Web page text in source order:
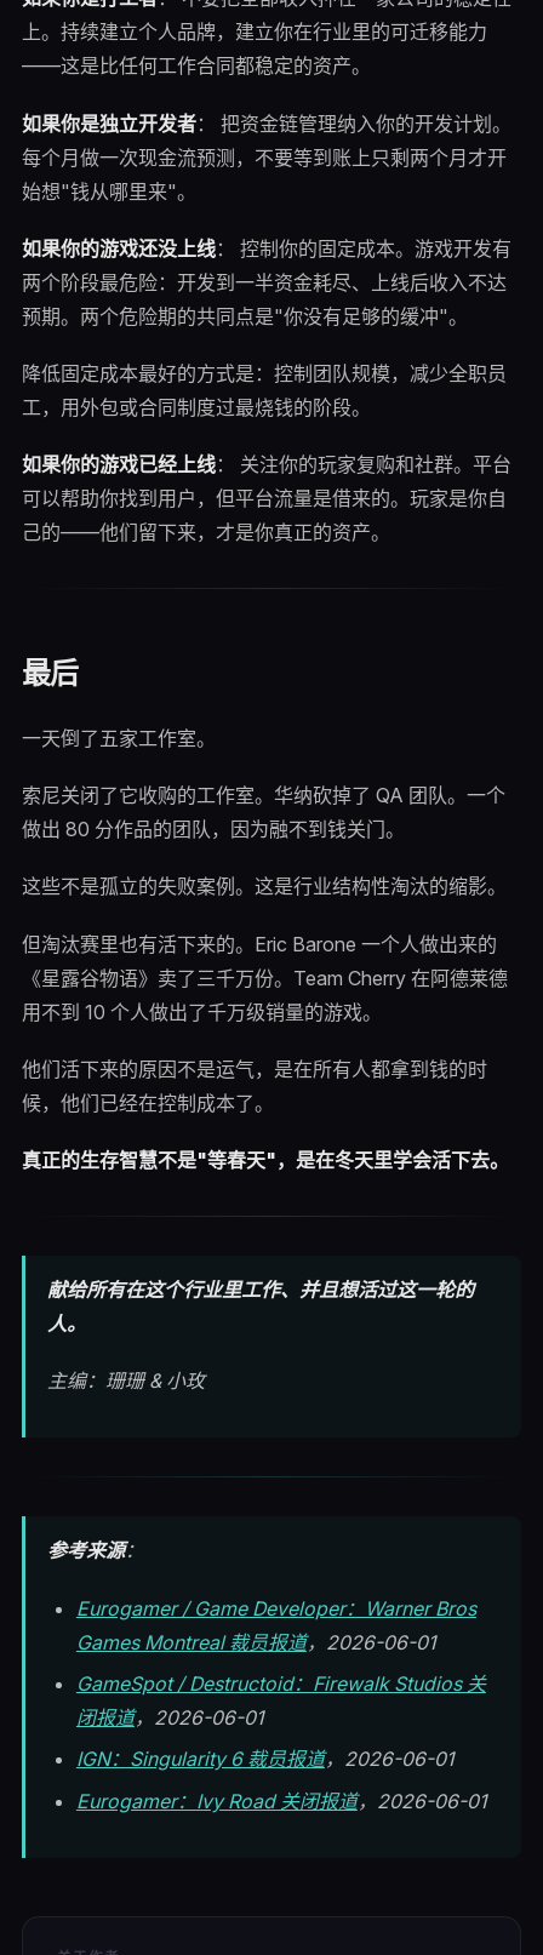
上。持续建立个人品牌，建立你在行业里的可迁移能力
——这是比任何工作合同都稳定的资产。
如果你是独立开发者： 把资金链管理纳入你的开发计划。
每个月做一次现金流预测，不要等到账上只剩两个月才开
始想"钱从哪里来"。
如果你的游戏还没上线： 控制你的固定成本。游戏开发有
两个阶段最危险：开发到一半资金耗尽、上线后收入不达
预期。两个危险期的共同点是"你没有足够的缓冲"。
降低固定成本最好的方式是：控制团队规模，减少全职员
工，用外包或合同制度过最烧钱的阶段。
如果你的游戏已经上线： 关注你的玩家复购和社群。平台
可以帮助你找到用户，但平台流量是借来的。玩家是你自
己的——他们留下来，才是你真正的资产。
最后
一天倒了五家工作室。
索尼关闭了它收购的工作室。华纳砍掉了 QA 团队。一个
做出 80 分作品的团队，因为融不到钱关门。
这些不是孤立的失败案例。这是行业结构性淘汰的缩影。
但淘汰赛里也有活下来的。Eric Barone 一个人做出来的
《星露谷物语》卖了三千万份。Team Cherry 在阿德莱德
用不到 10 个人做出了千万级销量的游戏。
他们活下来的原因不是运气，是在所有人都拿到钱的时
候，他们已经在控制成本了。
真正的生存智慧不是"等春天"，是在冬天里学会活下去。
献给所有在这个行业里工作、并且想活过这一轮的
人。
主编：珊珊 & 小玫
参考来源：
Eurogamer / Game Developer：Warner Bros
Games Montreal 裁员报道，2026-06-01
GameSpot / Destructoid：Firewalk Studios 关
闭报道，2026-06-01
IGN：Singularity 6 裁员报道，2026-06-01
Eurogamer：Ivy Road 关闭报道，2026-06-01